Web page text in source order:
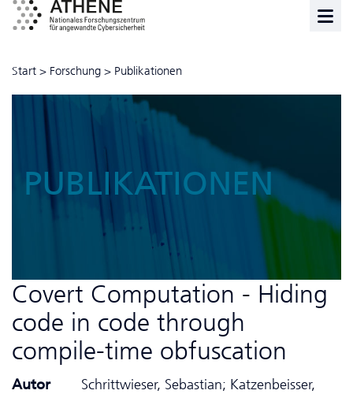
Start > Forschung > Publikationen
PUBLIKATIONEN
Covert Computation - Hiding
code in code through
compile-time obfuscation
Autor
Schrittwieser, Sebastian; Katzenbeisser,